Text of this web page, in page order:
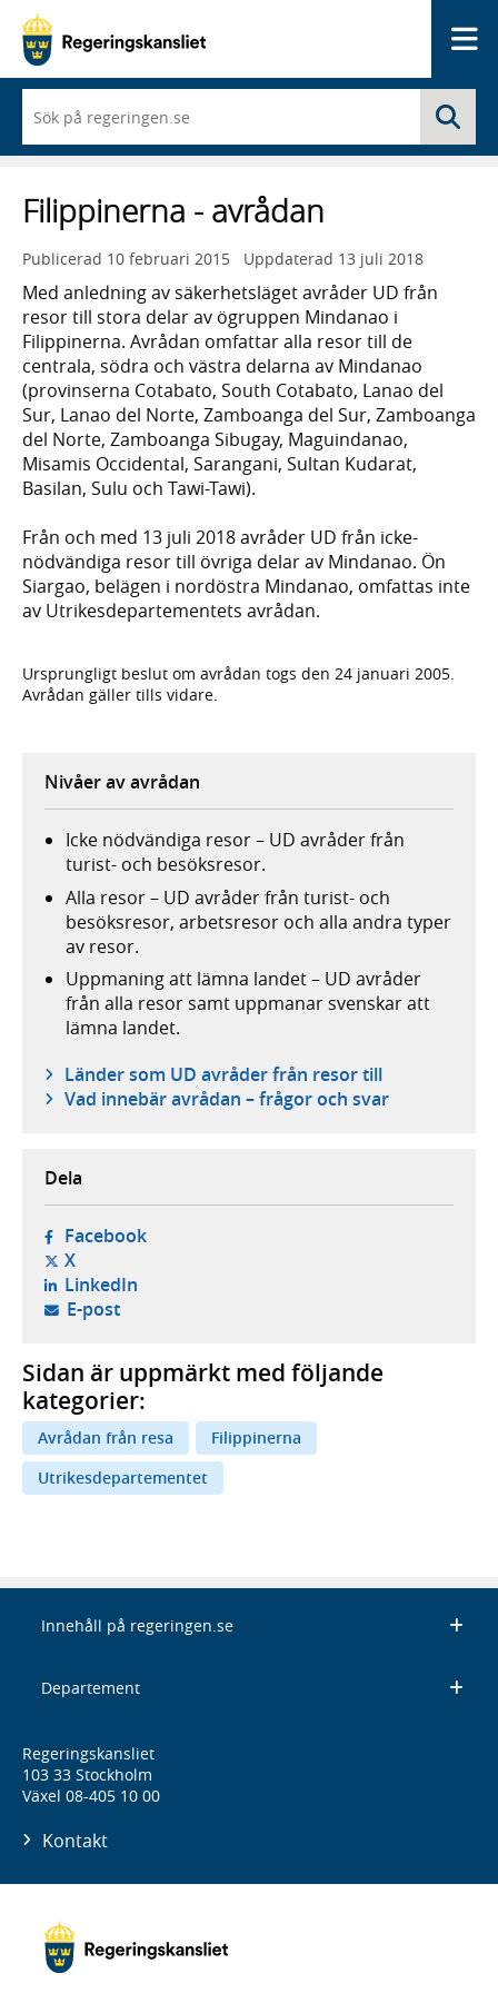
du
börjar
skriva
framträder
en
med
sökförslag
Filippinerna - avrådan
Publicerad 10 februari 2015 Uppdaterad 13 juli 2018
Med anledning av säkerhetsläget avråder UD från
resor till stora delar av ögruppen Mindanao i
Filippinerna. Avrådan omfattar alla resor till de
centrala, södra och västra delarna av Mindanao
(provinserna Cotabato, South Cotabato, Lanao del
Sur, Lanao del Norte, Zamboanga del Sur, Zamboanga
del Norte, Zamboanga Sibugay, Maguindanao,
Misamis Occidental, Sarangani, Sultan Kudarat,
Basilan, Sulu och Tawi-Tawi).
Från och med 13 juli 2018 avråder UD från icke-
nödvändiga resor till övriga delar av Mindanao. Ön
Siargao, belägen i nordöstra Mindanao, omfattas inte
av Utrikesdepartementets avrådan.
Ursprungligt beslut om avrådan togs den 24 januari 2005.
Avrådan gäller tills vidare.
Nivåer av avrådan
Icke nödvändiga resor – UD avråder från
turist- och besöksresor.
Alla resor – UD avråder från turist- och
besöksresor, arbetsresor och alla andra typer
av resor.
Uppmaning att lämna landet – UD avråder
från alla resor samt uppmanar svenskar att
lämna landet.
Länder som UD avråder från resor till
Vad innebär avrådan – frågor och svar
Dela
Facebook- öppnas i ny flik, extern webbplats,
X- öppnas i ny flik, extern webbplats,
LinkedIn- öppnas i ny flik, extern webbplats,
E-post- öppnar din e-postklient,
Sidan är uppmärkt med följande
kategorier:
Avrådan från resa
Filippinerna
Utrikesdepartementet
Innehåll på regeringen.se
Departement
Regeringskansliet
103 33 Stockholm
Växel 08-405 10 00
Kontakt